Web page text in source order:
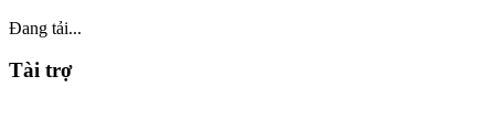
Đang tải...
Tài trợ